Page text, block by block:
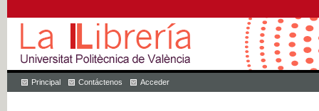
Principal Contáctenos Acceder